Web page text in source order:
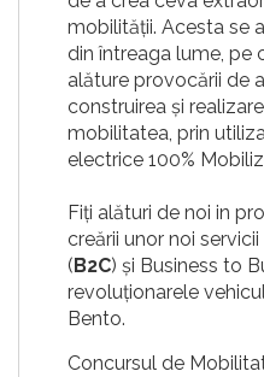
mobilității. Acesta se
din întreaga lume, pe
alăture provocării de
construirea și
mobilitatea, prin
electrice 100%
Fiți alături de noi in
creării unor noi
( B2C) și Business to
revoluționarele
Bento.
Concursul de